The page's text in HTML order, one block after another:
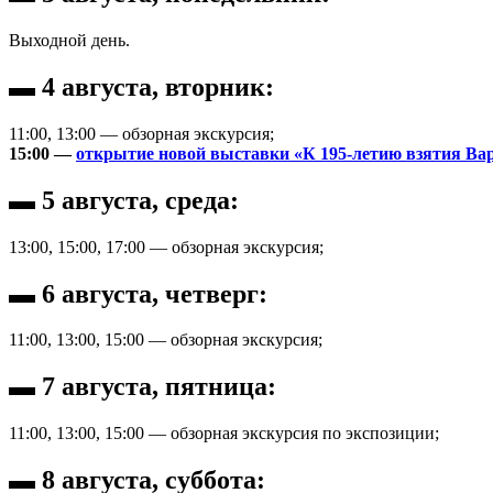
Выходной день.
▬ 4 августа, вторник:
11:00, 13:00 — обзорная экскурсия;
15:00 —открытие новой выставки «К 195-летию взятия
▬ 5 августа, среда:
13:00, 15:00, 17:00 — обзорная экскурсия;
▬ 6 августа, четверг:
11:00, 13:00, 15:00 — обзорная экскурсия;
▬ 7 августа, пятница:
11:00, 13:00, 15:00 — обзорная экскурсия по экспозиции;
▬ 8 августа, суббота: